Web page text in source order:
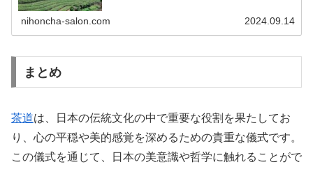
nihoncha-salon.com 2024.09.14
まとめ
茶道は、日本の伝統文化の中で重要な役割を果たしてお
り、心の平穏や美的感覚を深めるための貴重な儀式です。
この儀式を通じて、日本の美意識や哲学に触れることがで